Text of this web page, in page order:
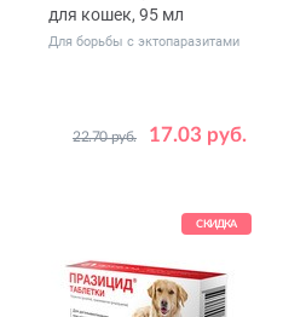
для кошек, 95 мл
Для борьбы с эктопаразитами
17.03 руб.
22.70 руб.
СКИДКА